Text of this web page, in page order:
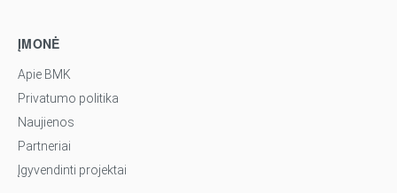
ĮMONĖ
Apie BMK
Privatumo politika
Naujienos
Partneriai
Įgyvendinti projektai